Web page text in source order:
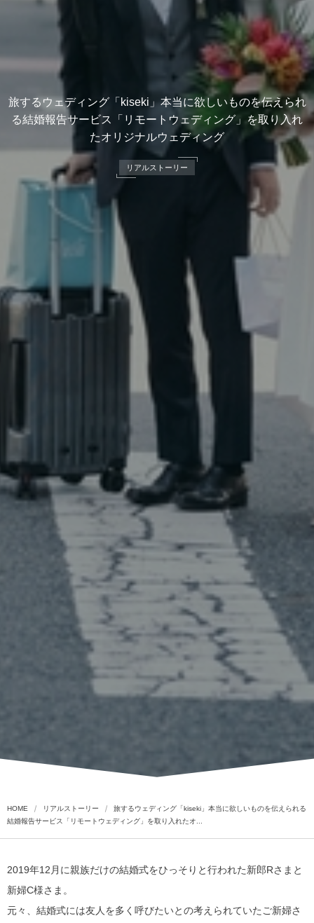
旅するウェディング「kiseki」本当に欲しいものを伝えられ
る結婚報告サービス「リモートウェディング」を取り入れ
たオリジナルウェディング
リアルストーリー
HOME リアルストーリー
旅するウェディング「kiseki」本当に欲しいものを伝えられる
結婚報告サービス「リモートウェディング」を取り入れたオ...
2019年12月に親族だけの結婚式をひっそりと行われた新郎Rさまと
新婦C様さま。
元々、結婚式には友人を多く呼びたいとの考えられていたご新婦さ